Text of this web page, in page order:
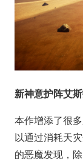
新神意护阵艾
本作增添了很
以通过消耗天
的恶魔发现，